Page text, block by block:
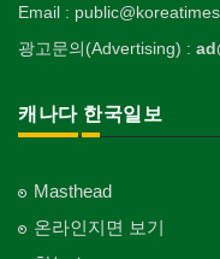
Email :
광고문의(Advertising) :
캐나다 한국일보
Masthead
온라인지면 보기